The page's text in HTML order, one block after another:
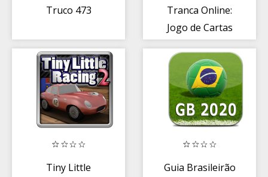
Truco 473
Tranca Online:
Jogo de Cartas
Tiny Little
Guia Brasileirão